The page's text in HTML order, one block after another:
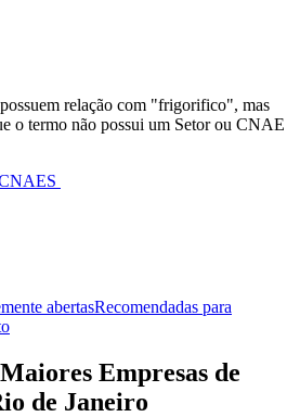
relação com "frigorifico", mas
o termo não possui um Setor ou CNAE
abertasRecomendadas para
Empresas de
de Janeiro